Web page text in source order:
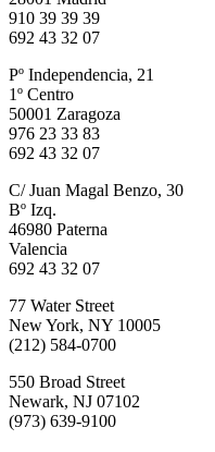
910 39 39 39
692 43 32 07
Pº Independencia, 21
1º Centro
50001 Zaragoza
976 23 33 83
692 43 32 07
C/ Juan Magal Benzo, 30
Bº Izq.
46980 Paterna
Valencia
692 43 32 07
77 Water Street
New York, NY 10005
(212) 584-0700
550 Broad Street
Newark, NJ 07102
(973) 639-9100